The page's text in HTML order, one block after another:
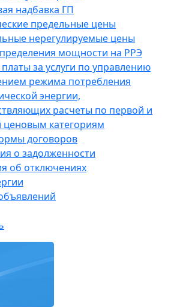
надбавка ГП
предельные цены
нерегулируемые цены
мощности на РРЭ
платы за услуги по управлению
режима потребления
энергии,
расчеты по первой и
ценовым категориям
договоров
о задолженности
об отключениях